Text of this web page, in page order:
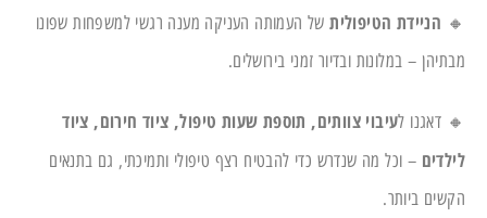
🔸 הניידת הטיפוליתשל העמותה העניקה מענה רגשי למשפחות שפונו
מבתיהן – במלונות ובדיור זמני בירושלים.
🔸 דאגנו לעיבוי צוותים, תוספת שעות טיפול, ציוד חירום, ציוד
לילדים – וכל מה שנדרש כדי להבטיח רצף טיפולי ותמיכתי, גם בתנאים
הקשים ביותר.